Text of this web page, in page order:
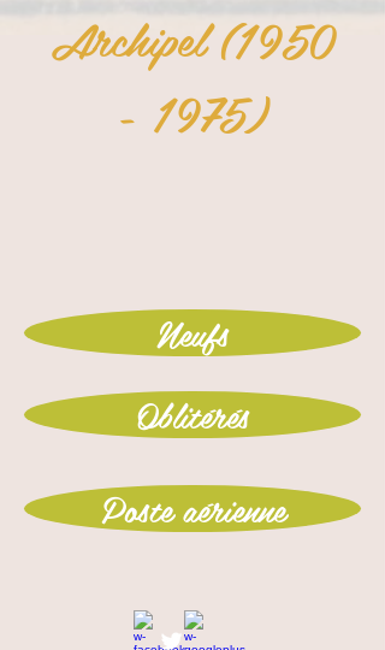
Archipel(1950
- 1975)
Neufs
Oblitérés
Poste aérienne